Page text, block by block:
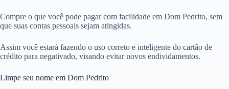
Compre o que você pode pagar com facilidade em Dom Pedrito, sem
que suas contas pessoais sejam atingidas.
Assim você estará fazendo o uso correto e inteligente do cartão de
crédito para negativado, visando evitar novos endividamentos.
Limpe seu nome em Dom Pedrito